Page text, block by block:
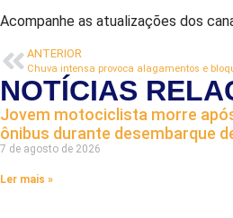
Acompanhe as atualizações dos
ANTERIOR
Chuva intensa provoca alagamentos e
NOTÍCIAS
Jovem motociclista morre
ônibus durante desembarque
7 de agosto de 2026
Ler mais »